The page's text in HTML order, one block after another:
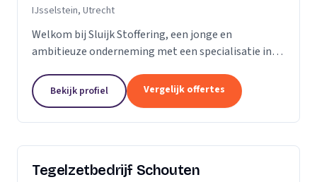
IJsselstein, Utrecht
Welkom bij Sluijk Stoffering, een jonge en
ambitieuze onderneming met een specialisatie in
kunnen we zeggen dat we al 20 jaar onze expertise...
Bekijk profiel Vergelijk offertes
Tegelzetbedrijf Schouten